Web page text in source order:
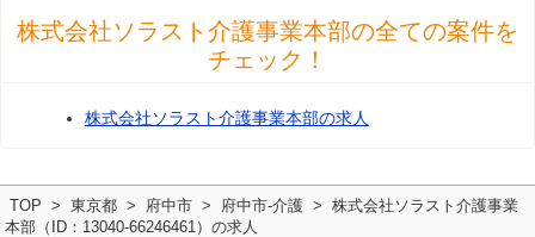
株式会社ソラスト介護事業本部の全ての案件を
チェック！
株式会社ソラスト介護事業本部の求人
TOP 東京都 府中市 府中市-介護
株式会社ソラスト介護事業
本部（ID：13040-66246461）の求人